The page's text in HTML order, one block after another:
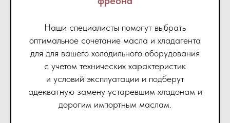
Наши специалисты помогут выбрать
оптимальное сочетание масла и хладагента
для для вашего холодильного оборудования
с учетом технических характеристик
и условий эксплуатации и подберут
адекватную замену устаревшим хладонам и
дорогим импортным маслам.